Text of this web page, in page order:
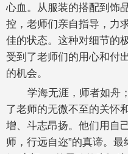
心血。从服装的搭配到饰
控，老师们亲自指导，力
佳的状态。这种对细节的
受到了老师们的用心和付
的机会。
学海无涯，师者如舟
了老师的无微不至的关怀
增、斗志昂扬。他们用自
师，行远自迩”的真谛。最